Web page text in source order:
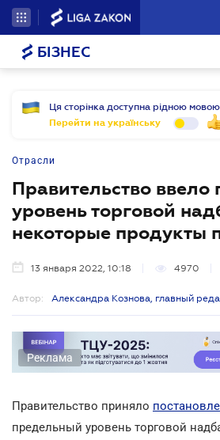
БІЗНЕС
Ця сторінка доступна рідною
Перейти на українську
Отрасли
Правительство
уровень торговой
некоторые продукты
13 января 2022, 10:18 4970
Автор: Александра Кознова, главный
Реклама
Правительство приняло
предельный уровень торговой